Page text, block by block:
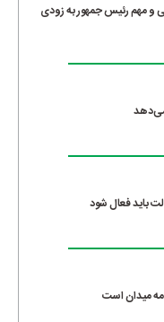
و مهم رئیس جمهور به زودی
می‌دهد
باید فعال شود
میدان است